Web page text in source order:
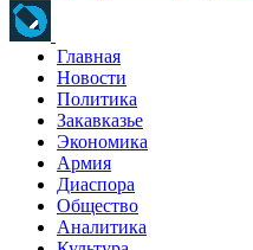
Главная
Новости
Политика
Закавказье
Экономика
Армия
Диаспора
Общество
Аналитика